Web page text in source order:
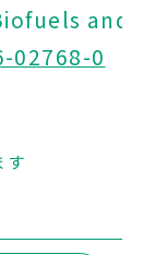
and
02768-0
す